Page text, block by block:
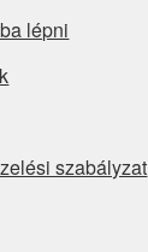
lépni
szabályzat